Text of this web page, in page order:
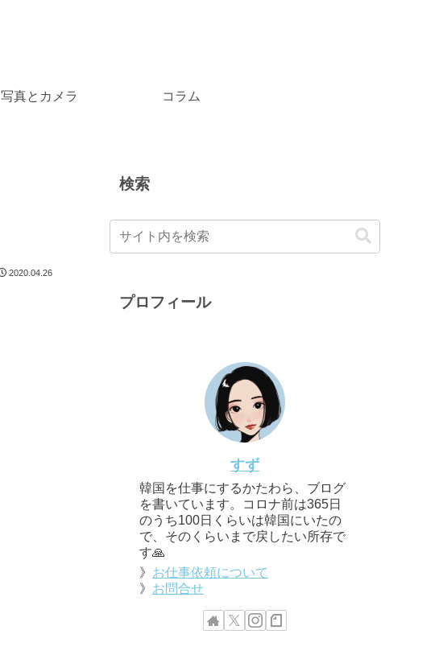
写真とカメラ コラム
2020.04.26
検索
プロフィール
すず
韓国を仕事にするかたわら、ブログ
を書いています。コロナ前は365日
のうち100日くらいは韓国にいたの
で、そのくらいまで戻したい所存で
す🙏
》 お仕事依頼について
》 お問合せ